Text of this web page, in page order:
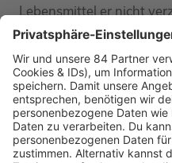
Lebensmittel er nicht
MEHR LESEN